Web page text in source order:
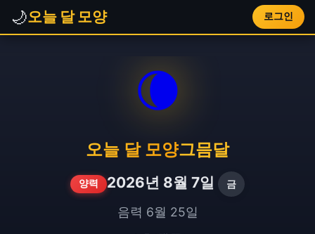
🌙오늘 달 모양 로그인
🌘
오늘 달 모양그믐달
양력 2026년 8월 7일 금
음력 6월 25일